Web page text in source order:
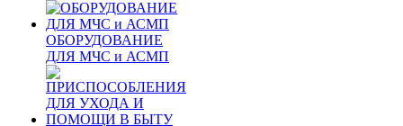
ОБОРУДОВАНИЕ
ДЛЯ МЧС и АСМП